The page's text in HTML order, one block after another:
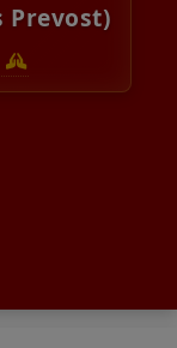
Prevost)